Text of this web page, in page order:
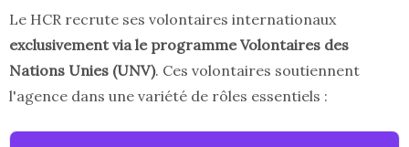
Le HCR recrute ses volontaires internationaux
exclusivement via le programme Volontaires des
Nations Unies (UNV). Ces volontaires soutiennent
l'agence dans une variété de rôles essentiels :